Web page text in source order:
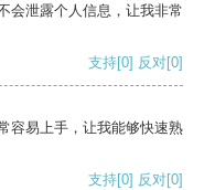
会泄露个人信息，让我非常
支持[0] 反对[0]
容易上手，让我能够快速熟
支持[0] 反对[0]